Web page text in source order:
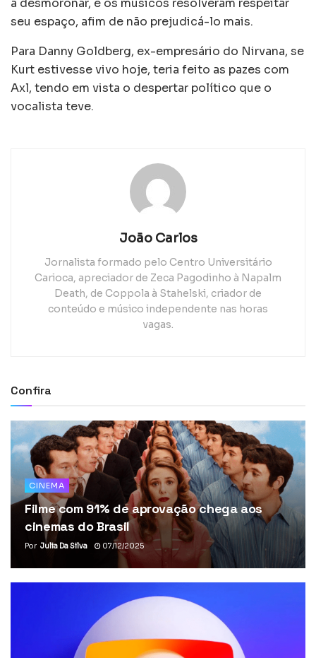
a desmoronar, e os músicos resolveram respeitar
seu espaço, afim de não prejudicá-lo mais.
Para Danny Goldberg, ex-empresário do Nirvana, se
Kurt estivesse vivo hoje, teria feito as pazes com
Axl, tendo em vista o despertar político que o
vocalista teve.
João Carlos
Jornalista formado pelo Centro Universitário
Carioca, apreciador de Zeca Pagodinho à Napalm
Death, de Coppola à Stahelski, criador de
conteúdo e músico independente nas horas
vagas.
Confira
CINEMA
Filme com 91% de aprovação chega aos
cinemas do Brasil
Por Julia Da Silva 07/12/2025